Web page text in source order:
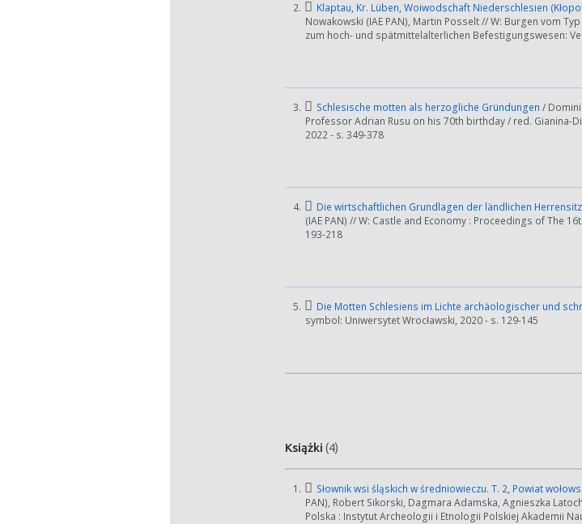
W zależności od ilości danych do przetworzenia
Jeśli generowanie trwa zbyt długo można
Anuluj
2. Klaptau, Kr. Lüben, Woiwodschaft Niederschlesien
Nowakowski (IAE PAN), Martin Posselt // W: Burgen vom
zum hoch- und spätmittelalterlichen Befestigungswesen:
3. Schlesische motten als herzogliche Gründungen /
Professor Adrian Rusu on his 70th birthday / red. Gianina-
2022 - s. 349-378
4. Die wirtschaftlichen Grundlagen der ländlichen
(IAE PAN) // W: Castle and Economy : Proceedings of The
193-218
5. Die Motten Schlesiens im Lichte archäologischer und
symbol: Uniwersytet Wrocławski, 2020 - s. 129-145
Książki (4)
1. Słownik wsi śląskich w średniowieczu. T. 2, Powiat
PAN), Robert Sikorski, Dagmara Adamska, Agnieszka
Polska : Instytut Archeologii i Etnologii Polskiej Akademii